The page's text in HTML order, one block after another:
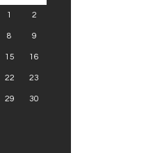
1 2
8 9
15 16
22 23
29 30